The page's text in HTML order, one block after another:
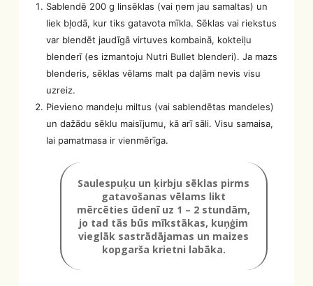
Sablendē 200 g linsēklas (vai ņem jau samaltas) un
liek bļodā, kur tiks gatavota mīkla. Sēklas vai riekstus
var blendēt jaudīgā virtuves kombainā, kokteiļu
blenderī (es izmantoju Nutri Bullet blenderi). Ja mazs
blenderis, sēklas vēlams malt pa daļām nevis visu
uzreiz.
Pievieno mandeļu miltus (vai sablendētas mandeles)
un dažādu sēklu maisījumu, kā arī sāli. Visu samaisa,
lai pamatmasa ir vienmērīga.
Saulespuķu un ķirbju sēklas pirms
gatavošanas vēlams likt
mērcēties ūdenī uz 1 – 2 stundām,
jo tad tās būs mīkstākas, kuņģim
vieglāk sastrādājamas un maizes
kopgarša krietni labāka.